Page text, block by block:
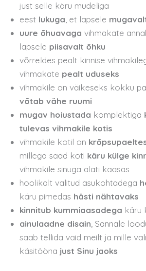
just selle käru mudeliga
eest lukuga , et lapsele
uure õhuavaga vihmakate
lapsele piisavalt õhku
võrreldes pealt kinnise
vihmakate pealt uduseks
vihmakile on väikeseks kokku
võtab vähe ruumi
mugav hoiustada komplektiga
tulevas vihmakile kotis
vihmakile kotil on
millega saad koti käru külge
vihmakile sinuga alati kaasas
hoolikalt valitud asukohtadega
käru pimedas hästi nähtavaks
kinnitub kummiaasadega käru
ainulaadne disain , Sannale
saab tellida vaid meilt ja mille
käsitööna just Sinu jaoks